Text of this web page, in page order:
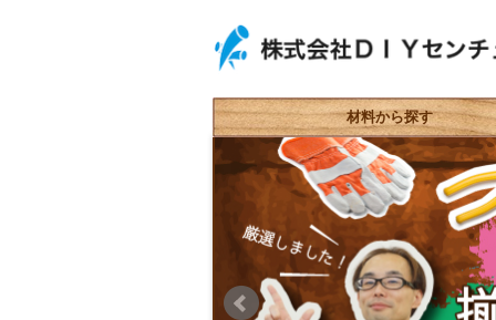
材料から探す